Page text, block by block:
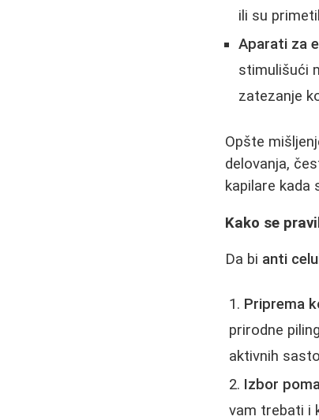
ili su
Aparati za
stimulišući
zatezanje
Opšte
delovanja,
kapilare kada
Kako se
Da bi anti
Priprema
prirodne
aktivnih
Izbor
vam trebati i